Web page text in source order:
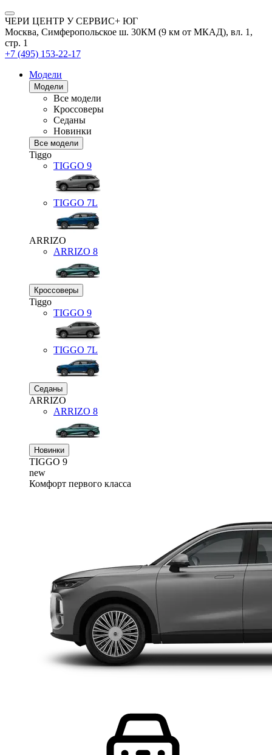
ЧЕРИ ЦЕНТР У СЕРВИС+ ЮГ
Москва, Симферопольское ш. 30КМ (9 км от МКАД), вл. 1,
стр. 1
+7 (495) 153-22-17
Модели
Модели
Все модели
Кроссоверы
Седаны
Новинки
Все модели
Tiggo
TIGGO 9
TIGGO 7L
ARRIZO
ARRIZO 8
Кроссоверы
Tiggo
TIGGO 9
TIGGO 7L
Седаны
ARRIZO
ARRIZO 8
Новинки
TIGGO 9
new
Комфорт первого класса